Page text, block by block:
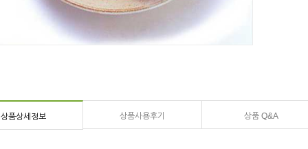
상품상세정보 상품사용후기 상품 Q&A